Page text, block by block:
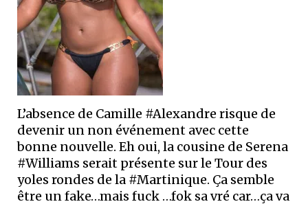
L’absence de Camille #Alexandre risque de
devenir un non événement avec cette
bonne nouvelle. Eh oui, la cousine de Serena
#Williams serait présente sur le Tour des
yoles rondes de la #Martinique. Ça semble
être un fake…mais fuck …fok sa vré car…ça va